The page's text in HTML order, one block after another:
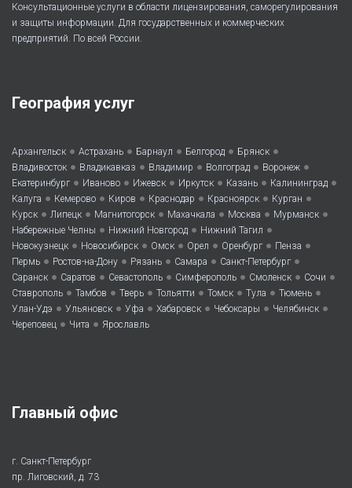
Консультационные услуги в области лицензирования, саморегулирования
и защиты информации. Для государственных и коммерческих
предприятий. По всей России.
География услуг
Архангельск • Астрахань • Барнаул • Белгород • Брянск •
Владивосток • Владикавказ • Владимир • Волгоград • Воронеж •
Екатеринбург • Иваново • Ижевск • Иркутск • Казань • Калининград •
Калуга • Кемерово • Киров • Краснодар • Красноярск • Курган •
Курск • Липецк • Магнитогорск • Махачкала • Москва • Мурманск •
Набережные Челны • Нижний Новгород • Нижний Тагил •
Новокузнецк • Новосибирск • Омск • Орел • Оренбург • Пенза •
Пермь • Ростов-на-Дону • Рязань • Самара • Санкт-Петербург •
Саранск • Саратов • Севастополь • Симферополь • Смоленск • Сочи •
Ставрополь • Тамбов • Тверь • Тольятти • Томск • Тула • Тюмень •
Улан-Удэ • Ульяновск • Уфа • Хабаровск • Чебоксары • Челябинск •
Череповец • Чита • Ярославль
Главный офис
г. Санкт-Петербург
пр. Лиговский, д. 73